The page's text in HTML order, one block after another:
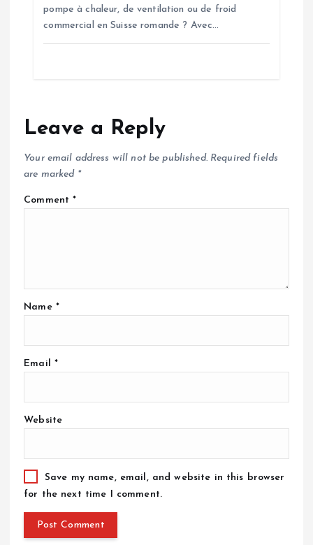
pompe à chaleur, de ventilation ou de froid
commercial en Suisse romande ? Avec…
Leave a Reply
Your email address will not be published. Required fields
are marked *
Comment*
Name *
Email *
Website
Save my name, email, and website in this browser
for the next time I comment.